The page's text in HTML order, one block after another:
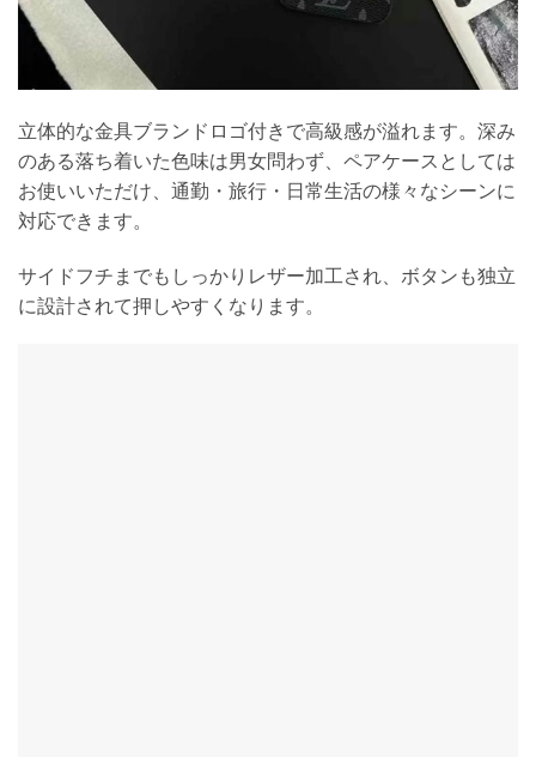
立体的な金具ブランドロゴ付きで高級感が溢れます。深み
のある落ち着いた色味は男女問わず、ペアケースとしては
お使いいただけ、通勤・旅行・日常生活の様々なシーンに
対応できます。
サイドフチまでもしっかりレザー加工され、ボタンも独立
に設計されて押しやすくなります。